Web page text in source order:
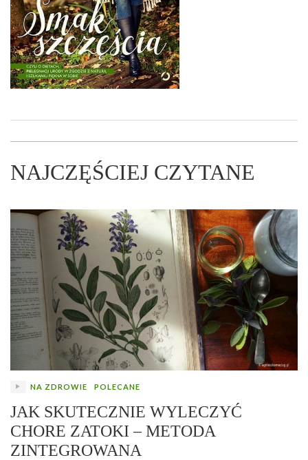
NAJCZĘŚCIEJ CZYTANE
NA ZDROWIE POLECANE
JAK SKUTECZNIE WYLECZYĆ
CHORE ZATOKI – METODA
ZINTEGROWANA